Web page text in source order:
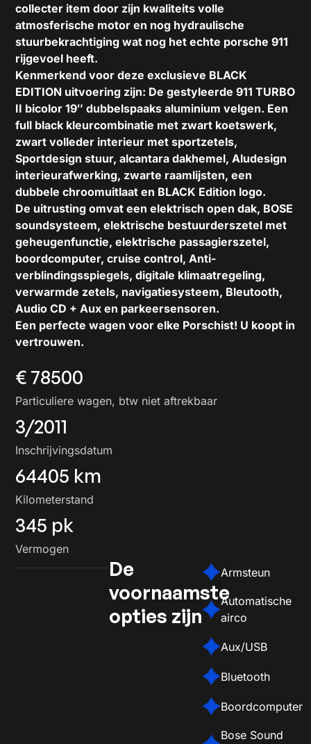
collecter item door zijn kwaliteits volle
atmosferische motor en nog hydraulische
stuurbekrachtiging wat nog het echte porsche 911
rijgevoel heeft.
Kenmerkend voor deze exclusieve BLACK
EDITION uitvoering zijn: De gestyleerde 911 TURBO
II bicolor 19″ dubbelspaaks aluminium velgen. Een
full black kleurcombinatie met zwart koetswerk,
zwart volleder interieur met sportzetels,
Sportdesign stuur, alcantara dakhemel, Aludesign
interieurafwerking, zwarte raamlijsten, een
dubbele chroomuitlaat en BLACK Edition logo.
De uitrusting omvat een elektrisch open dak, BOSE
soundsysteem, elektrische bestuurderszetel met
geheugenfunctie, elektrische passagierszetel,
boordcomputer, cruise control, Anti-
verblindingsspiegels, digitale klimaatregeling,
verwarmde zetels, navigatiesysteem, Bleutooth,
Audio CD + Aux en parkeersensoren.
Een perfecte wagen voor elke Porschist! U koopt in
vertrouwen.
€ 78500
Particuliere wagen, btw niet aftrekbaar
3/2011
Inschrijvingsdatum
64405 km
Kilometerstand
345 pk
Vermogen
De
voornaamste
opties zijn
Armsteun
Automatische
airco
Aux/USB
Bluetooth
Boordcomputer
Bose Sound